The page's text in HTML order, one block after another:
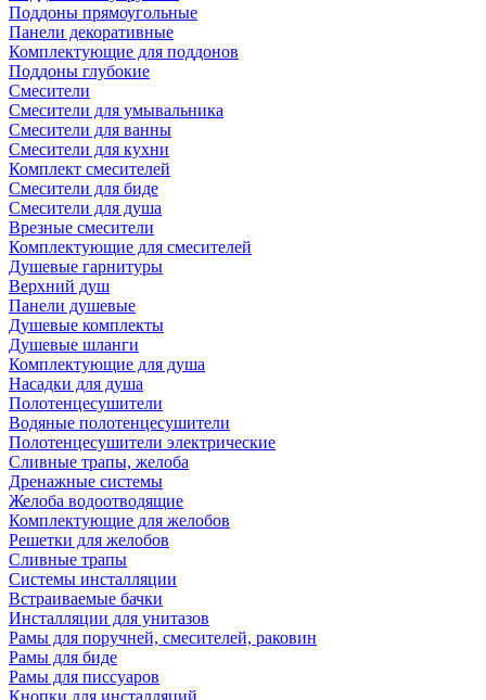
Поддоны прямоугольные
Панели декоративные
Комплектующие для поддонов
Поддоны глубокие
Смесители
Смесители для умывальника
Смесители для ванны
Смесители для кухни
Комплект смесителей
Смесители для биде
Смесители для душа
Врезные смесители
Комплектующие для смесителей
Душевые гарнитуры
Верхний душ
Панели душевые
Душевые комплекты
Душевые шланги
Комплектующие для душа
Насадки для душа
Полотенцесушители
Водяные полотенцесушители
Полотенцесушители электрические
Сливные трапы, желоба
Дренажные системы
Желоба водоотводящие
Комплектующие для желобов
Решетки для желобов
Сливные трапы
Системы инсталляции
Встраиваемые бачки
Инсталляции для унитазов
Рамы для поручней, смесителей, раковин
Рамы для биде
Рамы для писсуаров
Кнопки для инсталляций